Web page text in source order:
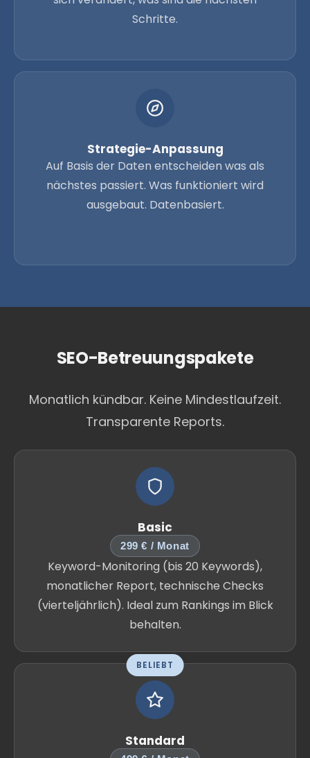
Schritte.
Strategie-Anpassung
Auf Basis der Daten entscheiden was als
nächstes passiert. Was funktioniert wird
ausgebaut. Datenbasiert.
SEO-Betreuungspakete
Monatlich kündbar. Keine Mindestlaufzeit.
Transparente Reports.
Basic
299 € / Monat
Keyword-Monitoring (bis 20 Keywords),
monatlicher Report, technische Checks
(vierteljährlich). Ideal zum Rankings im Blick
behalten.
BELIEBT
Standard